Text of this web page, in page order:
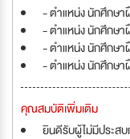
- ตำแหน่ง นักศึกษา
- ตำแหน่ง นักศึกษา
- ตำแหน่ง นักศึกษา
- ตำแหน่ง นักศึกษ
คุณสมบัติเพิ่มเติม
ยินดีรับผู้ไม่มีประส